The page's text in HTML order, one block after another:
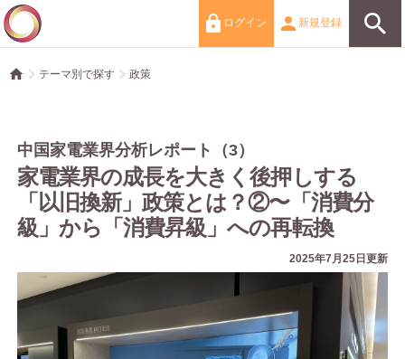
新規登録
ログイン
テーマ別で探す 政策
中国家電業界分析レポート（3）
家電業界の成長を大きく後押しする
「以旧換新」政策とは？②〜「消費分
級」から「消費昇級」への再転換
2025年7月25日更新